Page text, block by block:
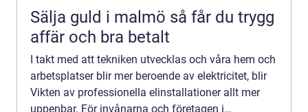
Sälja guld i malmö så får du trygg
affär och bra betalt
I takt med att tekniken utvecklas och våra hem och
arbetsplatser blir mer beroende av elektricitet, blir
Vikten av professionella elinstallationer allt mer
uppenbar. För invånarna och företagen i